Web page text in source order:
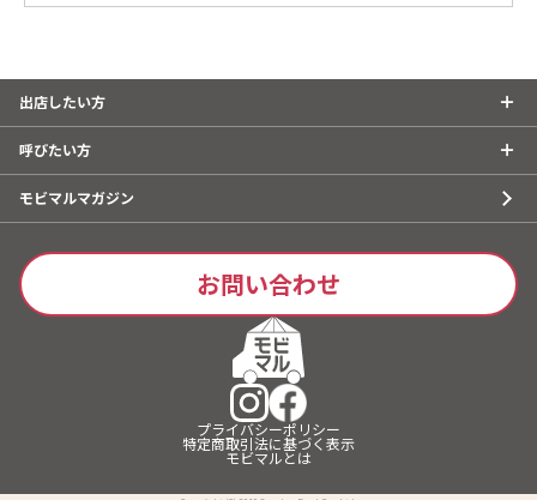
キッチンカーで出店したい方
出店したい方
呼びたい方
モビマルマガジン
お問い合わせ
プライバシーポリシー
特定商取引法に基づく表示
モビマルとは